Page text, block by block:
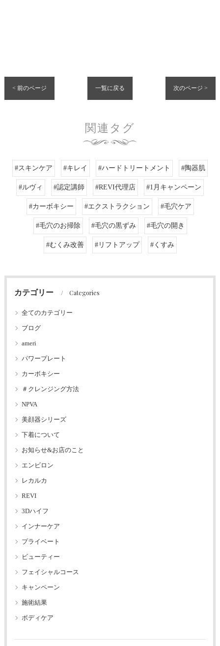
< 前のページ 一覧に戻る 次のページ >
関連タグ
#スキンケア #キレイ #ハードトリートメント #陶器肌
#ルヴィ #認定講師 #REVI代理店 #1月キャンペーン
#カーボキシー #エクストラクション #毛穴ケア
#毛穴のお掃除 #毛穴の黒ずみ #毛穴の開き
#むくみ改善 #リフトアップ #くすみ
カテゴリー Categories
全てのカテゴリー
ブログ
ameri
パワープレート
カーボキシー
＃クレンジング方法
NPVA
美顔器シリーズ
下着について
お知らせ&お店のこと
エンビロン
レカルカ
REVI
3Dハイフ
インナーケア
プライベート
ビューティー
フェイシャルコース
キャンペーン
施術結果
ボディケア